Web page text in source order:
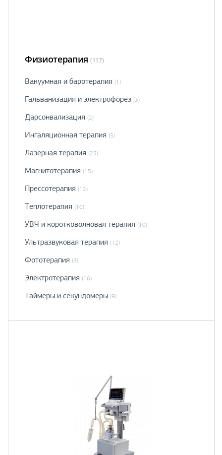
Физиотерапия (117)
Вакуумная и баротерапия (1)
Гальванизация и электрофорез (3)
Дарсонвализация (2)
Ингаляционная терапия (5)
Лазерная терапия (23)
Магнитотерапия (15)
Прессотерапия (12)
Теплотерапия (10)
УВЧ и коротковолновая терапия (10)
Ультразвуковая терапия (12)
Фототерапия (3)
Электротерапия (16)
Таймеры и секундомеры (9)